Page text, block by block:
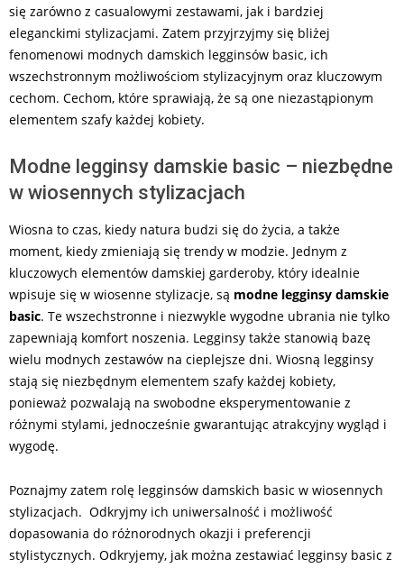
się zarówno z casualowymi zestawami, jak i bardziej
eleganckimi stylizacjami. Zatem przyjrzyjmy się bliżej
fenomenowi modnych damskich legginsów basic, ich
wszechstronnym możliwościom stylizacyjnym oraz kluczowym
cechom. Cechom, które sprawiają, że są one niezastąpionym
elementem szafy każdej kobiety.
Modne legginsy damskie basic – niezbędne
w wiosennych stylizacjach
Wiosna to czas, kiedy natura budzi się do życia, a także
moment, kiedy zmieniają się trendy w modzie. Jednym z
kluczowych elementów damskiej garderoby, który idealnie
wpisuje się w wiosenne stylizacje, są modne legginsy damskie
basic. Te wszechstronne i niezwykle wygodne ubrania nie tylko
zapewniają komfort noszenia. Legginsy także stanowią bazę
wielu modnych zestawów na cieplejsze dni. Wiosną legginsy
stają się niezbędnym elementem szafy każdej kobiety,
ponieważ pozwalają na swobodne eksperymentowanie z
różnymi stylami, jednocześnie gwarantując atrakcyjny wygląd i
wygodę.
Poznajmy zatem rolę legginsów damskich basic w wiosennych
stylizacjach. Odkryjmy ich uniwersalność i możliwość
dopasowania do różnorodnych okazji i preferencji
stylistycznych. Odkryjemy, jak można zestawiać legginsy basic z